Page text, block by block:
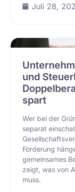
Juli 28,
und
spart
Wer bei der
separat
Förderung
gemeinsames
zeigt, was von
muss.